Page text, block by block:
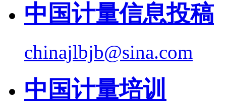
中国计量信息投稿
chinajlbjb@sina.com
中国计量培训